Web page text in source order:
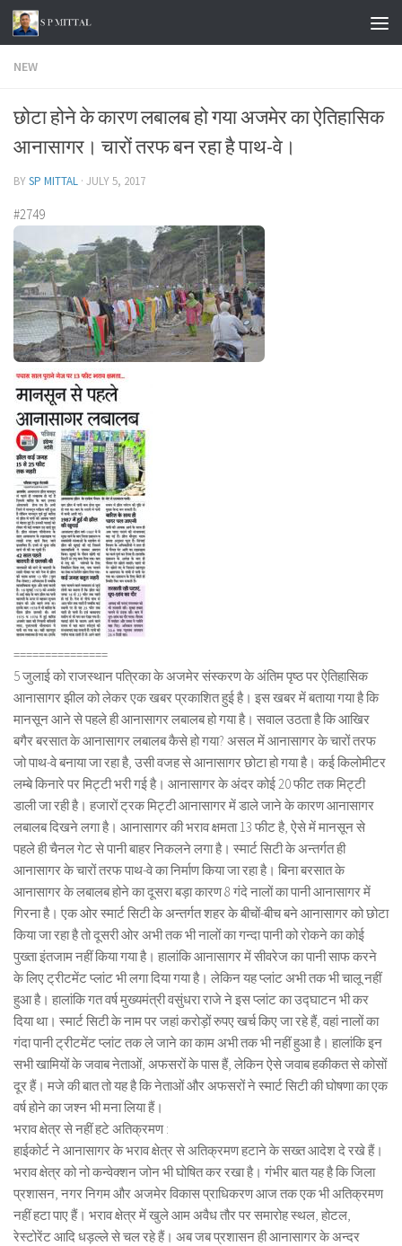
Skip to content
NEW
छोटा होने के कारण लबालब हो गया अजमेर का ऐतिहासिक
आनासागर। चारों तरफ बन रहा है पाथ-वे।
BYSP MITTAL · JULY 5, 2017
#2749
===============
5 जुलाई को राजस्थान पत्रिका के अजमेर संस्करण के अंतिम पृष्ठ पर ऐतिहासिक
आनासागर झील को लेकर एक खबर प्रकाशित हुई है। इस खबर में बताया गया है कि
मानसून आने से पहले ही आनासागर लबालब हो गया है। सवाल उठता है कि आखिर
बगैर बरसात के आनासागर लबालब कैसे हो गया? असल में आनासागर के चारों तरफ
जो पाथ-वे बनाया जा रहा है, उसी वजह से आनासागर छोटा हो गया है। कई किलोमीटर
लम्बे किनारे पर मिट्टी भरी गई है। आनासागर के अंदर कोई 20 फीट तक मिट्टी
डाली जा रही है। हजारों ट्रक मिट्टी आनासागर में डाले जाने के कारण आनासागर
लबालब दिखने लगा है। आनासागर की भराव क्षमता 13 फीट है, ऐसे में मानसून से
पहले ही चैनल गेट से पानी बाहर निकलने लगा है। स्मार्ट सिटी के अन्तर्गत ही
आनासागर के चारों तरफ पाथ-वे का निर्माण किया जा रहा है। बिना बरसात के
आनासागर के लबालब होने का दूसरा बड़ा कारण 8 गंदे नालों का पानी आनासागर में
गिरना है। एक ओर स्मार्ट सिटी के अन्तर्गत शहर के बीचों-बीच बने आनासागर को छोटा
किया जा रहा है तो दूसरी ओर अभी तक भी नालों का गन्दा पानी को रोकने का कोई
पुख्ता इंतजाम नहीं किया गया है। हालांकि आनासागर में सीवरेज का पानी साफ करने
के लिए ट्रीटमेंट प्लांट भी लगा दिया गया है। लेकिन यह प्लांट अभी तक भी चालू नहीं
हुआ है। हालांकि गत वर्ष मुख्यमंत्री वसुंधरा राजे ने इस प्लांट का उद्घाटन भी कर
दिया था। स्मार्ट सिटी के नाम पर जहां करोड़ों रुपए खर्च किए जा रहे हैं, वहां नालों का
गंदा पानी ट्रीटमेंट प्लांट तक ले जाने का काम अभी तक भी नहीं हुआ है। हालांकि इन
सभी खामियों के जवाब नेताओं, अफसरों के पास हैं, लेकिन ऐसे जवाब हकीकत से कोसों
दूर हैं। मजे की बात तो यह है कि नेताओं और अफसरों ने स्मार्ट सिटी की घोषणा का एक
वर्ष होने का जश्न भी मना लिया हैं।
भराव क्षेत्र से नहीं हटे अतिक्रमण :
हाईकोर्ट ने आनासागर के भराव क्षेत्र से अतिक्रमण हटाने के सख्त आदेश दे रखे हैं।
भराव क्षेत्र को नो कन्वेक्शन जोन भी घोषित कर रखा है। गंभीर बात यह है कि जिला
प्रशासन, नगर निगम और अजमेर विकास प्राधिकरण आज तक एक भी अतिक्रमण
नहीं हटा पाए हैं। भराव क्षेत्र में खुले आम अवैध तौर पर समारोह स्थल, होटल,
रेस्टोरेंट आदि धड़ल्ले से चल रहे हैं। अब जब प्रशासन ही आनासागर के अन्दर